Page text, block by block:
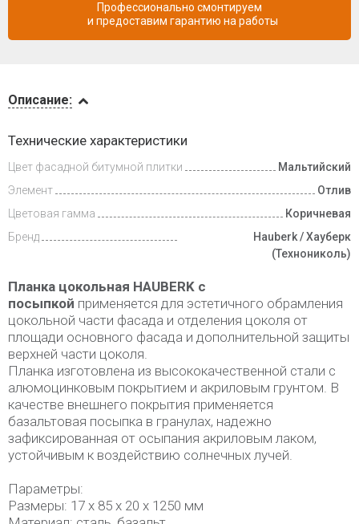
и оплата
Описание:
Технические характеристики
Цвет фасадной битумной плитки
Мальтийский
Элемент
Отлив
Цветовая гамма
Коричневая
Бренд
Hauberk / Хауберк
(Технониколь)
Планка цокольная HAUBERK с
посыпкой применяется для эстетичного обрамления
цокольной части фасада и отделения цоколя от
площади основного фасада и дополнительной защиты
верхней части цоколя.
Планка изготовлена из высококачественной стали с
алюмоцинковым покрытием и акриловым грунтом. В
качестве внешнего покрытия применяется
базальтовая посыпка в гранулах, надежно
зафиксированная от осыпания акриловым лаком,
устойчивым к воздействию солнечных лучей.
Параметры:
Размеры: 17 х 85 х 20 х 1250 мм
Профессионально смонтируем
и предоставим гарантию на работы